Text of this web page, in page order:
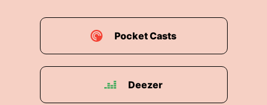
Pocket Casts
Deezer